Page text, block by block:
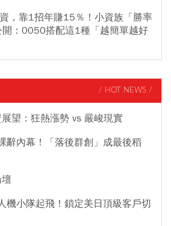
，靠1招年賺15％！小資族「勝率
開：0050搭配這1種「越簡單越好
/ HOT NEWS /
望：狂熱漲勢 vs 嚴峻現實
辭內幕！「落後群創」成最後稻
機小隊起飛！鎖定美日頂級客戶切